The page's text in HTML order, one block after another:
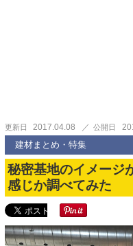
更新日 2017.04.08 公開日
建材まとめ・特集
秘密基地のイメージ
感じか調べてみた